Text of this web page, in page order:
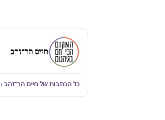
חיים הר־זהב
כל הכתבות של חיים הר־זהב ›